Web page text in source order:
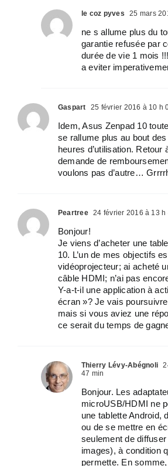
le coz pyves 25 mars
ne s allume plus du
garantie refusée par
durée de vie 1 mois
a eviter
Gaspart 25 février 2016 à 10 h
Idem, Asus Zenpad 10
se rallume plus au bout
heures d’utilisation. Retour
demande de
voulons pas d’autre…
Peartree 24 février 2016 à 13 h
Bonjour!
Je viens d’acheter une
10. L’un de mes objectifs
vidéoprojecteur; ai acheté
câble HDMI; n’ai pas
Y-a-t-il une application à
écran »? Je vais
mais si vous aviez une
ce serait du temps de
Thierry Lévy-Abégnoli
47 min
Bonjour. Les
microUSB/HDMI ne
une tablette Android,
ou de se mettre en
seulement de
images), à condition
permette. En